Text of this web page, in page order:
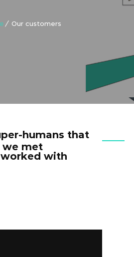
Our customers
humans that
we met
with